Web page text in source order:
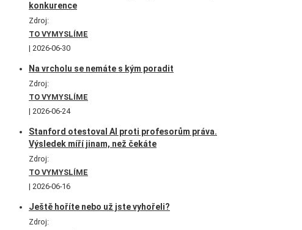
konkurence
Zdroj:
TO VYMYSLÍME
2026-06-30
Na vrcholu se nemáte s kým poradit
Zdroj:
TO VYMYSLÍME
2026-06-24
Stanford otestoval AI proti profesorům práva.
Výsledek míří jinam, než čekáte
Zdroj:
TO VYMYSLÍME
2026-06-16
Ještě hoříte nebo už jste vyhořeli?
Zdroj: